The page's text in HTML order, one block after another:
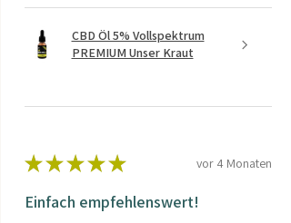
CBD Öl 5% Vollspektrum
PREMIUM Unser Kraut
★ ★ ★ ★ ★ vor 4 Monaten
Einfach empfehlenswert!